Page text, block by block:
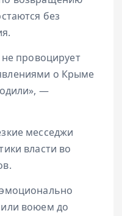
без
провоцирует
о Крыме
—
месседжи
власти во
воюем до